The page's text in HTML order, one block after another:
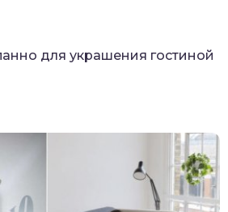
для украшения гостиной